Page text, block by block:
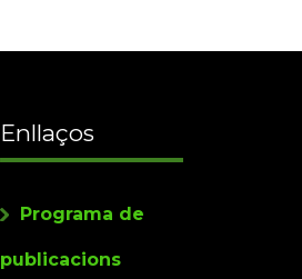
Enllaços
Programa de
publicacions